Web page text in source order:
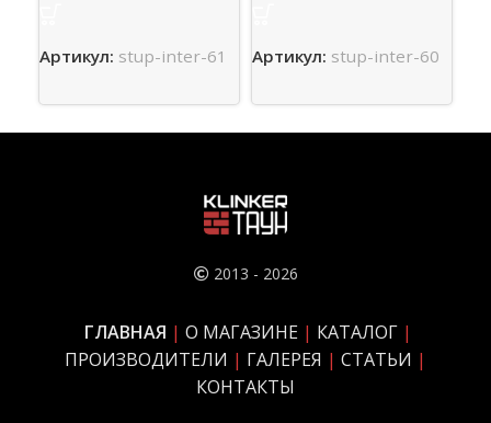
Артикул: stup-inter-61 Артикул: stup-inter-60
2013 - 2026
ГЛАВНАЯ | О МАГАЗИНЕ| КАТАЛОГ|
ПРОИЗВОДИТЕЛИ | ГАЛЕРЕЯ | СТАТЬИ |
КОНТАКТЫ